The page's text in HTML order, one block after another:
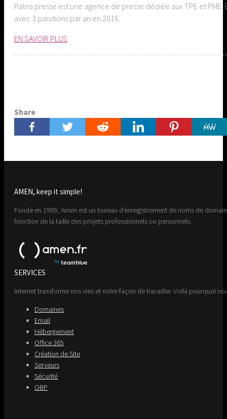
Patna presse est une agence de presse dédiée aux TPE et
avec 3 parutions par an en 2016.
EN SAVOIR PLUS
Share
AMEN, keep it simple!
Fondé en 1999, Amen est un bureau d'enregistrement de noms de
fonction de la taille des projets professionnels ou personnels.
SERVICES
Internet transforme nos vies et notre façon de travailler. Voilà pourquoi
Domaines
Email
Hébergement
Office 365
Création de Site
Serveurs
Sécurité
OBP